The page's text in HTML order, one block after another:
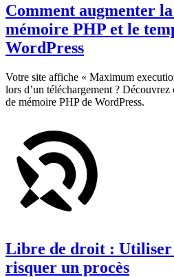
Comment augmenter
mémoire PHP et le
WordPress
Votre site affiche « Maximum
lors d’un téléchargement ?
de mémoire PHP de WordPress.
Libre de droit : Utiliser
risquer un procès